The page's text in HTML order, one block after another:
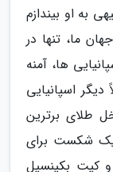
به او بیندازم
ما، تنها در
ها، آمنه
دیگر اسپانیایی
طلای برترین
یک شکست برای
کیت بکینسیل